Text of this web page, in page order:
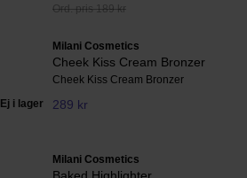
Ord. pris 189 kr
Ej i lager
Milani Cosmetics
Cheek Kiss Cream Bronzer
Cheek Kiss Cream Bronzer
289 kr
Milani Cosmetics
Baked Highlighter